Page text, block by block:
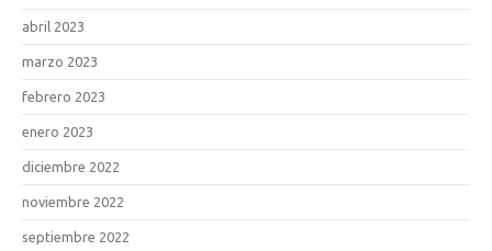
abril 2023
marzo 2023
febrero 2023
enero 2023
diciembre 2022
noviembre 2022
septiembre 2022